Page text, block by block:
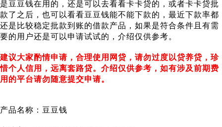
是豆豆钱在用的，还是可以去看看卡卡贷的，或者卡卡贷批
款了之后，也可以看看豆豆钱能不能下款的，最近下款率都
还是比较稳定批款到账的借款产品，如果是符合条件且有需
要的用户还是可以申请试试的，介绍仅供参考。
建议大家酌情申请，合理使用网贷，请勿过度以贷养贷，珍
惜个人信用，远离套路贷。介绍仅供参考，如有涉及前期费
用的平台请勿随意提交申请。
产品名称：豆豆钱